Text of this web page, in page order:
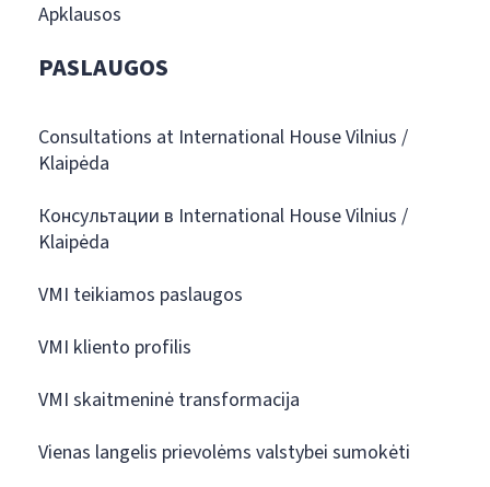
Apklausos
PASLAUGOS
Consultations at International House Vilnius /
Klaipėda
Консультации в International House Vilnius /
Klaipėda
VMI teikiamos paslaugos
VMI kliento profilis
VMI skaitmeninė transformacija
Vienas langelis prievolėms valstybei sumokėti